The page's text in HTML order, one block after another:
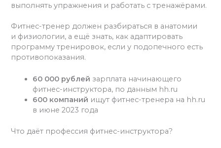
выполнять упражнения и работать с тренажёрами.
Фитнес-тренер должен разбираться в анатомии
и физиологии, а ещё знать, как адаптировать
программу тренировок, если у подопечного есть
противопоказания.
60 000 рублей зарплата начинающего
фитнес-инструктора, по данным hh.ru
600 компаний ищут фитнес-тренера на hh.ru
в июне 2023 года
Что даёт профессия фитнес-инструктора?